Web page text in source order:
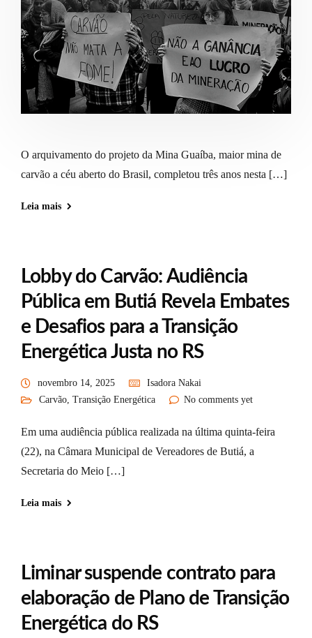
O arquivamento do projeto da Mina Guaíba, maior mina de
carvão a céu aberto do Brasil, completou três anos nesta […]
Leia mais
Lobby do Carvão: Audiência
Pública em Butiá Revela Embates
e Desafios para a Transição
Energética Justa no RS
novembro 14, 2025
Isadora Nakai
Carvão Transição Energética No comments yet
Em uma audiência pública realizada na última quinta-feira
(22), na Câmara Municipal de Vereadores de Butiá, a
Secretaria do Meio […]
Leia mais
Liminar suspende contrato para
elaboração de Plano de Transição
Energética do RS